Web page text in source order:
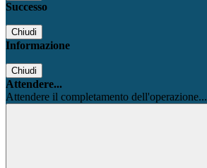
Successo
Chiudi
Informazione
Chiudi
Attendere...
Attendere il completamento dell'operazione...